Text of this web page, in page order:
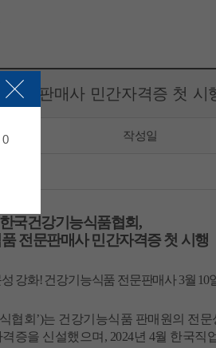
문판매사 민간자격증 첫 시
작성일
한국건강기능식품협회 ,
전문판매사 민간자격증 첫 시행
강화! 건강기능식품 전문판매사3월 10
협회 ’)는 건강기능식품 판매원의 전문
격증을 신설했으며 , 2024년 4월 한국직
0